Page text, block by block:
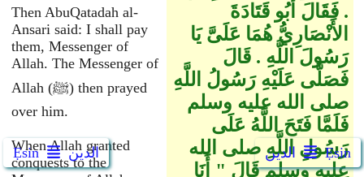
Ẹsin الدين الدين Ẹsin
Then AbuQatadah al-
Ansari said: I shall pay
them, Messenger of
Allah. The Messenger of
Allah (ﷺ) then prayed
over him.
When Allah granted
conquests to the
‏.‏ فَقَالَ أَبُو قَتَادَةَ
الأَنْصَارِيُّ هُمَا عَلَىَّ يَا
رَسُولَ اللَّهِ ‏.‏ قَالَ
فَصَلَّى عَلَيْهِ رَسُولُ اللَّهِ
صلى الله عليه وسلم
فَلَمَّا فَتَحَ اللَّهُ عَلَى
رَسُولِ اللَّهِ صلى الله
عليه وسلم قَالَ ‏"‏ أَنَا